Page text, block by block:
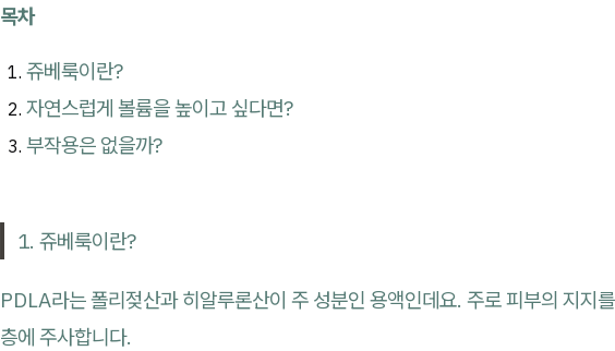
목차
쥬베룩이란?
자연스럽게 볼륨을 높이고 싶다면?
부작용은 없을까?
1. 쥬베룩이란?
PDLA라는 폴리젖산과 히알루론산이 주 성분인 용액인데요. 주로 피부의 지지
층에 주사합니다.